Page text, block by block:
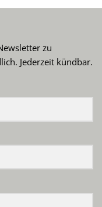
zu
Jederzeit kündbar.